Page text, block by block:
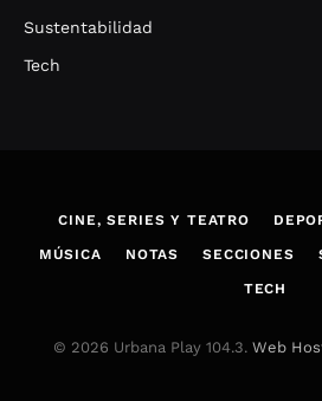
Sustentabilidad
Tech
CINE, SERIES Y TEATRO
MÚSICA NOTAS SECCIONES
TECH
© 2026 Urbana Play 104.3. Web